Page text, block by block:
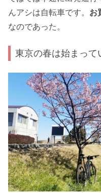
んアシは自転車です。 お
なのであった。
東京の春は始まって